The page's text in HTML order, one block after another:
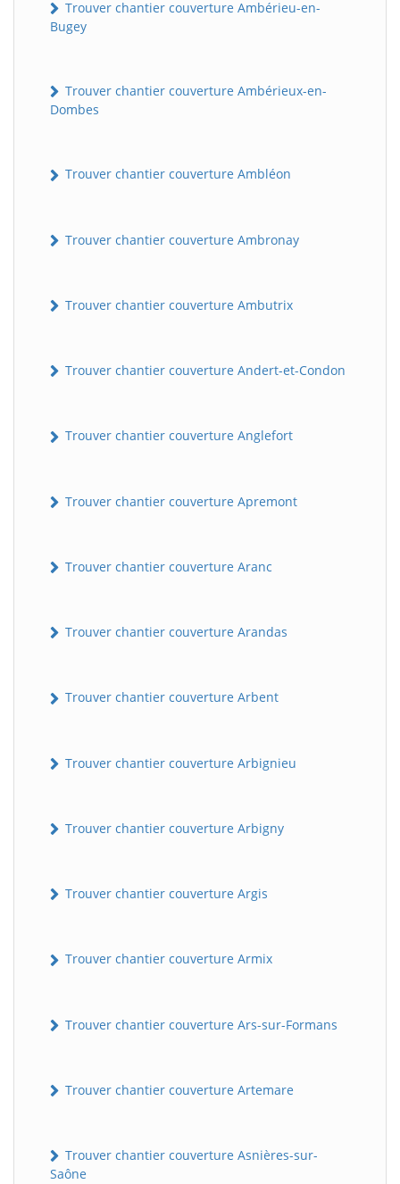
Trouver chantier couverture Ambérieu-en-
Bugey
Trouver chantier couverture Ambérieux-en-
Dombes
Trouver chantier couverture Ambléon
Trouver chantier couverture Ambronay
Trouver chantier couverture Ambutrix
Trouver chantier couverture Andert-et-Condon
Trouver chantier couverture Anglefort
Trouver chantier couverture Apremont
Trouver chantier couverture Aranc
Trouver chantier couverture Arandas
Trouver chantier couverture Arbent
Trouver chantier couverture Arbignieu
Trouver chantier couverture Arbigny
Trouver chantier couverture Argis
Trouver chantier couverture Armix
Trouver chantier couverture Ars-sur-Formans
Trouver chantier couverture Artemare
Trouver chantier couverture Asnières-sur-
Saône